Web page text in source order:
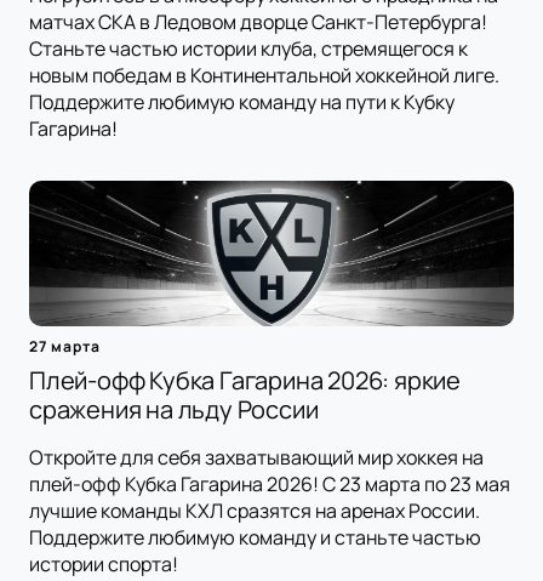
матчах СКА в Ледовом дворце Санкт-Петербурга!
Станьте частью истории клуба, стремящегося к
новым победам в Континентальной хоккейной лиге.
Поддержите любимую команду на пути к Кубку
Гагарина!
27 марта
Плей-офф Кубка Гагарина 2026: яркие
сражения на льду России
Откройте для себя захватывающий мир хоккея на
плей-офф Кубка Гагарина 2026! С 23 марта по 23 мая
лучшие команды КХЛ сразятся на аренах России.
Поддержите любимую команду и станьте частью
истории спорта!